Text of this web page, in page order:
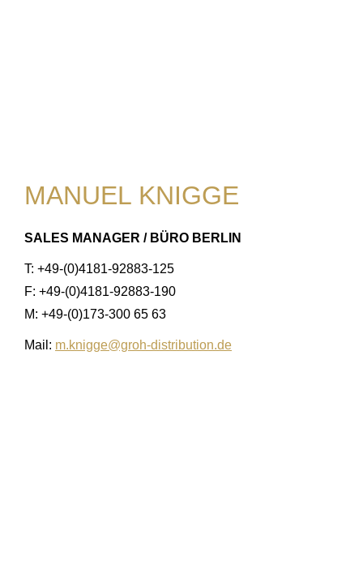
MANUEL KNIGGE
SALES MANAGER / BÜRO BERLIN
T: +49-(0)4181-92883-125
F: +49-(0)4181-92883-190
M: +49-(0)173-300 65 63
Mail: m.knigge@groh-distribution.de